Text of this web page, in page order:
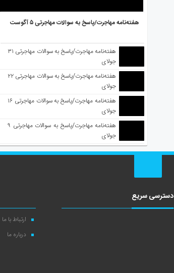
هفته‌نامه مهاجرت/پاسخ به سوالات مهاجرتی ۵ آگوست
هفته‌نامه مهاجرت/پاسخ به سوالات مهاجرتی ۳۱
جولای
هفته‌نامه مهاجرت/پاسخ به سوالات مهاجرتی ۲۲
جولای
هفته‌نامه مهاجرت/پاسخ به سوالات مهاجرتی ۱۶
جولای
هفته‌نامه مهاجرت/پاسخ به سوالات مهاجرتی ۹
جولای
دسترسی سریع
ارتباط با ما
درباره ما